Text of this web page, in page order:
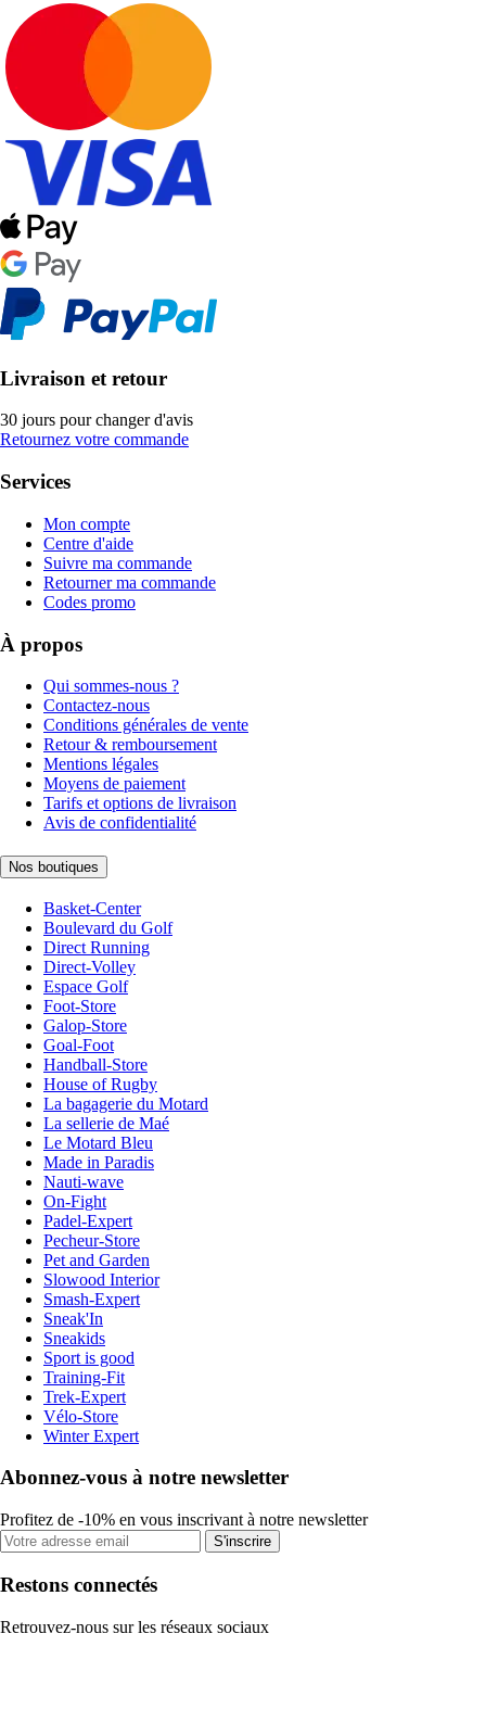
Livraison et retour
30 jours pour changer d'avis
Retournez votre commande
Services
Mon compte
Centre d'aide
Suivre ma commande
Retourner ma commande
Codes promo
À propos
Qui sommes-nous ?
Contactez-nous
Conditions générales de vente
Retour & remboursement
Mentions légales
Moyens de paiement
Tarifs et options de livraison
Avis de confidentialité
Nos boutiques
Basket-Center
Boulevard du Golf
Direct Running
Direct-Volley
Espace Golf
Foot-Store
Galop-Store
Goal-Foot
Handball-Store
House of Rugby
La bagagerie du Motard
La sellerie de Maé
Le Motard Bleu
Made in Paradis
Nauti-wave
On-Fight
Padel-Expert
Pecheur-Store
Pet and Garden
Slowood Interior
Smash-Expert
Sneak'In
Sneakids
Sport is good
Training-Fit
Trek-Expert
Vélo-Store
Winter Expert
Abonnez-vous à notre newsletter
Profitez de -10% en vous inscrivant à notre newsletter
S'inscrire
Restons connectés
Retrouvez-nous sur les réseaux sociaux